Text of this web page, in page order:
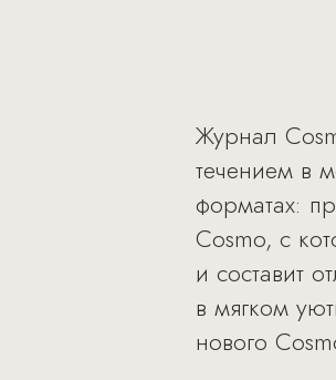
Журнал
течением в
форматах:
Cosmo, с
и составит
в мягком
нового